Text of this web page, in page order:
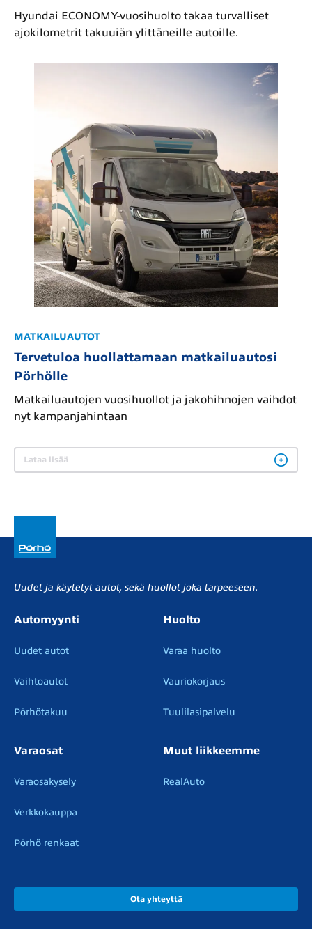
Hyundai ECONOMY-vuosihuolto takaa turvalliset
ajokilometrit takuuiän ylittäneille autoille.
MATKAILUAUTOT
Tervetuloa huollattamaan matkailuautosi
Pörhölle
Matkailuautojen vuosihuollot ja jakohihnojen vaihdot
nyt kampanjahintaan
Lataa lisää
Uudet ja käytetyt autot, sekä huollot joka tarpeeseen.
Automyynti
Uudet autot
Vaihtoautot
Pörhötakuu
Huolto
Varaa huolto
Vauriokorjaus
Tuulilasipalvelu
Varaosat
Varaosakysely
Verkkokauppa
Pörhö renkaat
Muut liikkeemme
RealAuto
Ota yhteyttä